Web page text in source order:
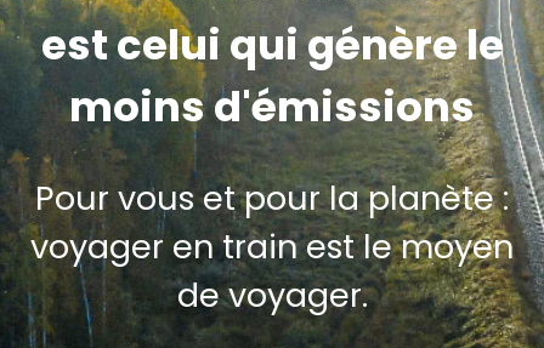
est celui qui génère le
moins d'émissions
Pour vous et pour la planète :
voyager en train est le moyen
de voyager.